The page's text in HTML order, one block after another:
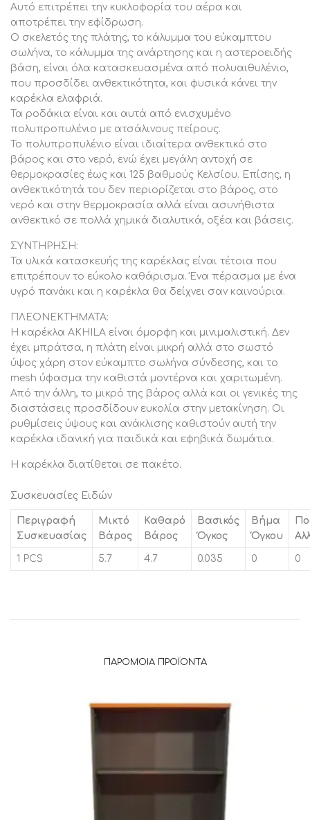
ύψος χάρη στον εύκαμπτο σωλήνα σύνδεσης, και το
mesh ύφασμα την καθιστά μοντέρνα και χαριτωμένη.
Από την άλλη, το μικρό της βάρος αλλά και οι γενικές της
διαστάσεις προσδίδουν ευκολία στην μετακίνηση. Οι
ρυθμίσεις ύψους και ανάκλισης καθιστούν αυτή την
καρέκλα ιδανική για παιδικά και εφηβικά δωμάτια.
Η καρέκλα διατίθεται σε πακέτο.
Αυτό επιτρέπει την κυκλοφορία του αέρα και
αποτρέπει την εφίδρωση.
Ο σκελετός της πλάτης, το κάλυμμα του εύκαμπτου
σωλήνα, το κάλυμμα της ανάρτησης και η αστεροειδής
βάση, είναι όλα κατασκευασμένα από πολυαιθυλένιο,
που προσδίδει ανθεκτικότητα, και φυσικά κάνει την
καρέκλα ελαφριά.
Τα ροδάκια είναι και αυτά από ενισχυμένο
πολυπροπυλένιο με ατσάλινους πείρους.
Το πολυπροπυλένιο είναι ιδιαίτερα ανθεκτικό στο
βάρος και στο νερό, ενώ έχει μεγάλη αντοχή σε
θερμοκρασίες έως και 125 βαθμούς Κελσίου. Επίσης, η
ανθεκτικότητά του δεν περιορίζεται στο βάρος, στο
νερό και στην θερμοκρασία αλλά είναι ασυνήθιστα
ανθεκτικό σε πολλά χημικά διαλυτικά, οξέα και βάσεις.
ΣΥΝΤΗΡΗΣΗ:
Τα υλικά κατασκευής της καρέκλας είναι τέτοια που
επιτρέπουν το εύκολο καθάρισμα. Ένα πέρασμα με ένα
υγρό πανάκι και η καρέκλα θα δείχνει σαν καινούρια.
ΠΛΕΟΝΕΚΤΗΜΑΤΑ:
Η καρέκλα AKHILA είναι όμορφη και μινιμαλιστική. Δεν
έχει μπράτσα, η πλάτη είναι μικρή αλλά στο σωστό
ύψος χάρη στον εύκαμπτο σωλήνα σύνδεσης, και το
mesh ύφασμα την καθιστά μοντέρνα και χαριτωμένη.
Από την άλλη, το μικρό της βάρος αλλά και οι γενικές της
διαστάσεις προσδίδουν ευκολία στην μετακίνηση. Οι
ρυθμίσεις ύψους και ανάκλισης καθιστούν αυτή την
καρέκλα ιδανική για παιδικά και εφηβικά δωμάτια.
Η καρέκλα διατίθεται σε πακέτο.
Συσκευασίες Ειδών
Περιγραφή
Συσκευασίας
Μικτό
Βάρος
Καθαρό
Βάρος
Βασικός
Όγκος
Βήμα
Όγκου
1 PCS 5.7 4.7 0.035 0 0
ΠΑΡΌΜΟΙΑ ΠΡΟΪΌΝΤΑ